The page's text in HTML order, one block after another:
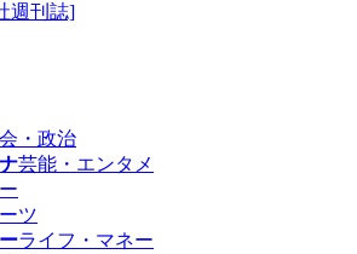
・政治
芸能・エンタメ
ツ
ライフ・マネー